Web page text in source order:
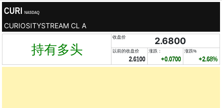
CURI NASDAQ
CURIOSITYSTREAM CL A
持有多头
收盘价 2.6800
以前的收盘价
2.6100
涨跌：
+0.0700
涨跌%
+2.68%